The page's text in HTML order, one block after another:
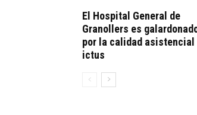
El Hospital General de
Granollers es
por la calidad asistencial
ictus